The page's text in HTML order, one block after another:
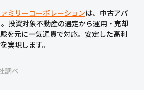
ミリーコーポレーションは、中古アパ
投資対象不動産の選定から運用・売却
を元に一気通貫で対応。安定した高利
実現します。
調べ